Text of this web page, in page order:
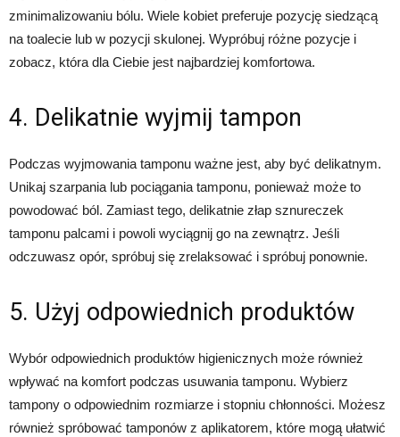
zminimalizowaniu bólu. Wiele kobiet preferuje pozycję siedzącą
na toalecie lub w pozycji skulonej. Wypróbuj różne pozycje i
zobacz, która dla Ciebie jest najbardziej komfortowa.
4. Delikatnie wyjmij tampon
Podczas wyjmowania tamponu ważne jest, aby być delikatnym.
Unikaj szarpania lub pociągania tamponu, ponieważ może to
powodować ból. Zamiast tego, delikatnie złap sznureczek
tamponu palcami i powoli wyciągnij go na zewnątrz. Jeśli
odczuwasz opór, spróbuj się zrelaksować i spróbuj ponownie.
5. Użyj odpowiednich produktów
Wybór odpowiednich produktów higienicznych może również
wpływać na komfort podczas usuwania tamponu. Wybierz
tampony o odpowiednim rozmiarze i stopniu chłonności. Możesz
również spróbować tamponów z aplikatorem, które mogą ułatwić